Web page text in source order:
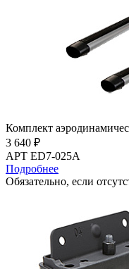
Комплект
3 640 ₽
АРТ ED7-025A
Подробнее
Обязательно, если